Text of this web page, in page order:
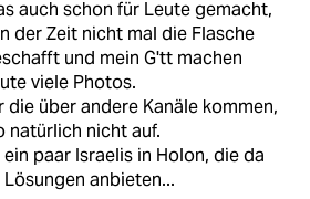
auch schon für Leute gemacht,
der Zeit nicht mal die Flasche
und mein G'tt machen
viele Photos.
die über andere Kanäle kommen,
natürlich nicht auf.
ein paar Israelis in Holon, die da
anbieten...